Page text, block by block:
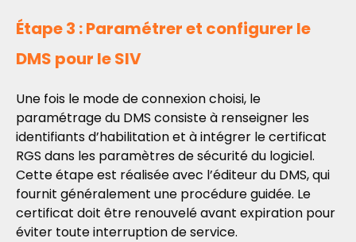
Étape 3 : Paramétrer et configurer le
DMS pour le SIV
Une fois le mode de connexion choisi, le
paramétrage du DMS consiste à renseigner les
identifiants d’habilitation et à intégrer le certificat
RGS dans les paramètres de sécurité du logiciel.
Cette étape est réalisée avec l’éditeur du DMS, qui
fournit généralement une procédure guidée. Le
certificat doit être renouvelé avant expiration pour
éviter toute interruption de service.